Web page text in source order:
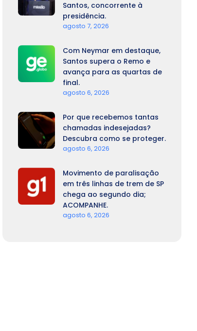
Santos, concorrente à
presidência.
agosto 7, 2026
Com Neymar em destaque,
Santos supera o Remo e
avança para as quartas de
final.
agosto 6, 2026
Por que recebemos tantas
chamadas indesejadas?
Descubra como se proteger.
agosto 6, 2026
Movimento de paralisação
em três linhas de trem de SP
chega ao segundo dia;
ACOMPANHE.
agosto 6, 2026